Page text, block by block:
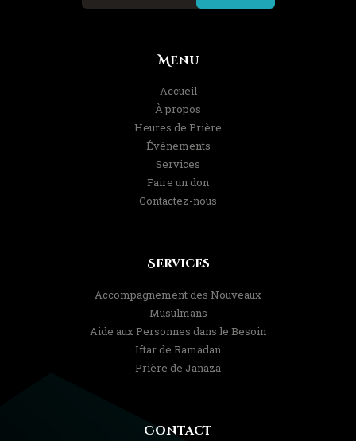
Menu
Accueil
À propos
Heures de Prière
Événements
Services
Faire un don
Contactez-nous
Services
Accompagnement des Nouveaux
Musulmans
Aide aux Personnes dans le Besoin
Iftar de Ramadan
Prière de Janaza
Contact